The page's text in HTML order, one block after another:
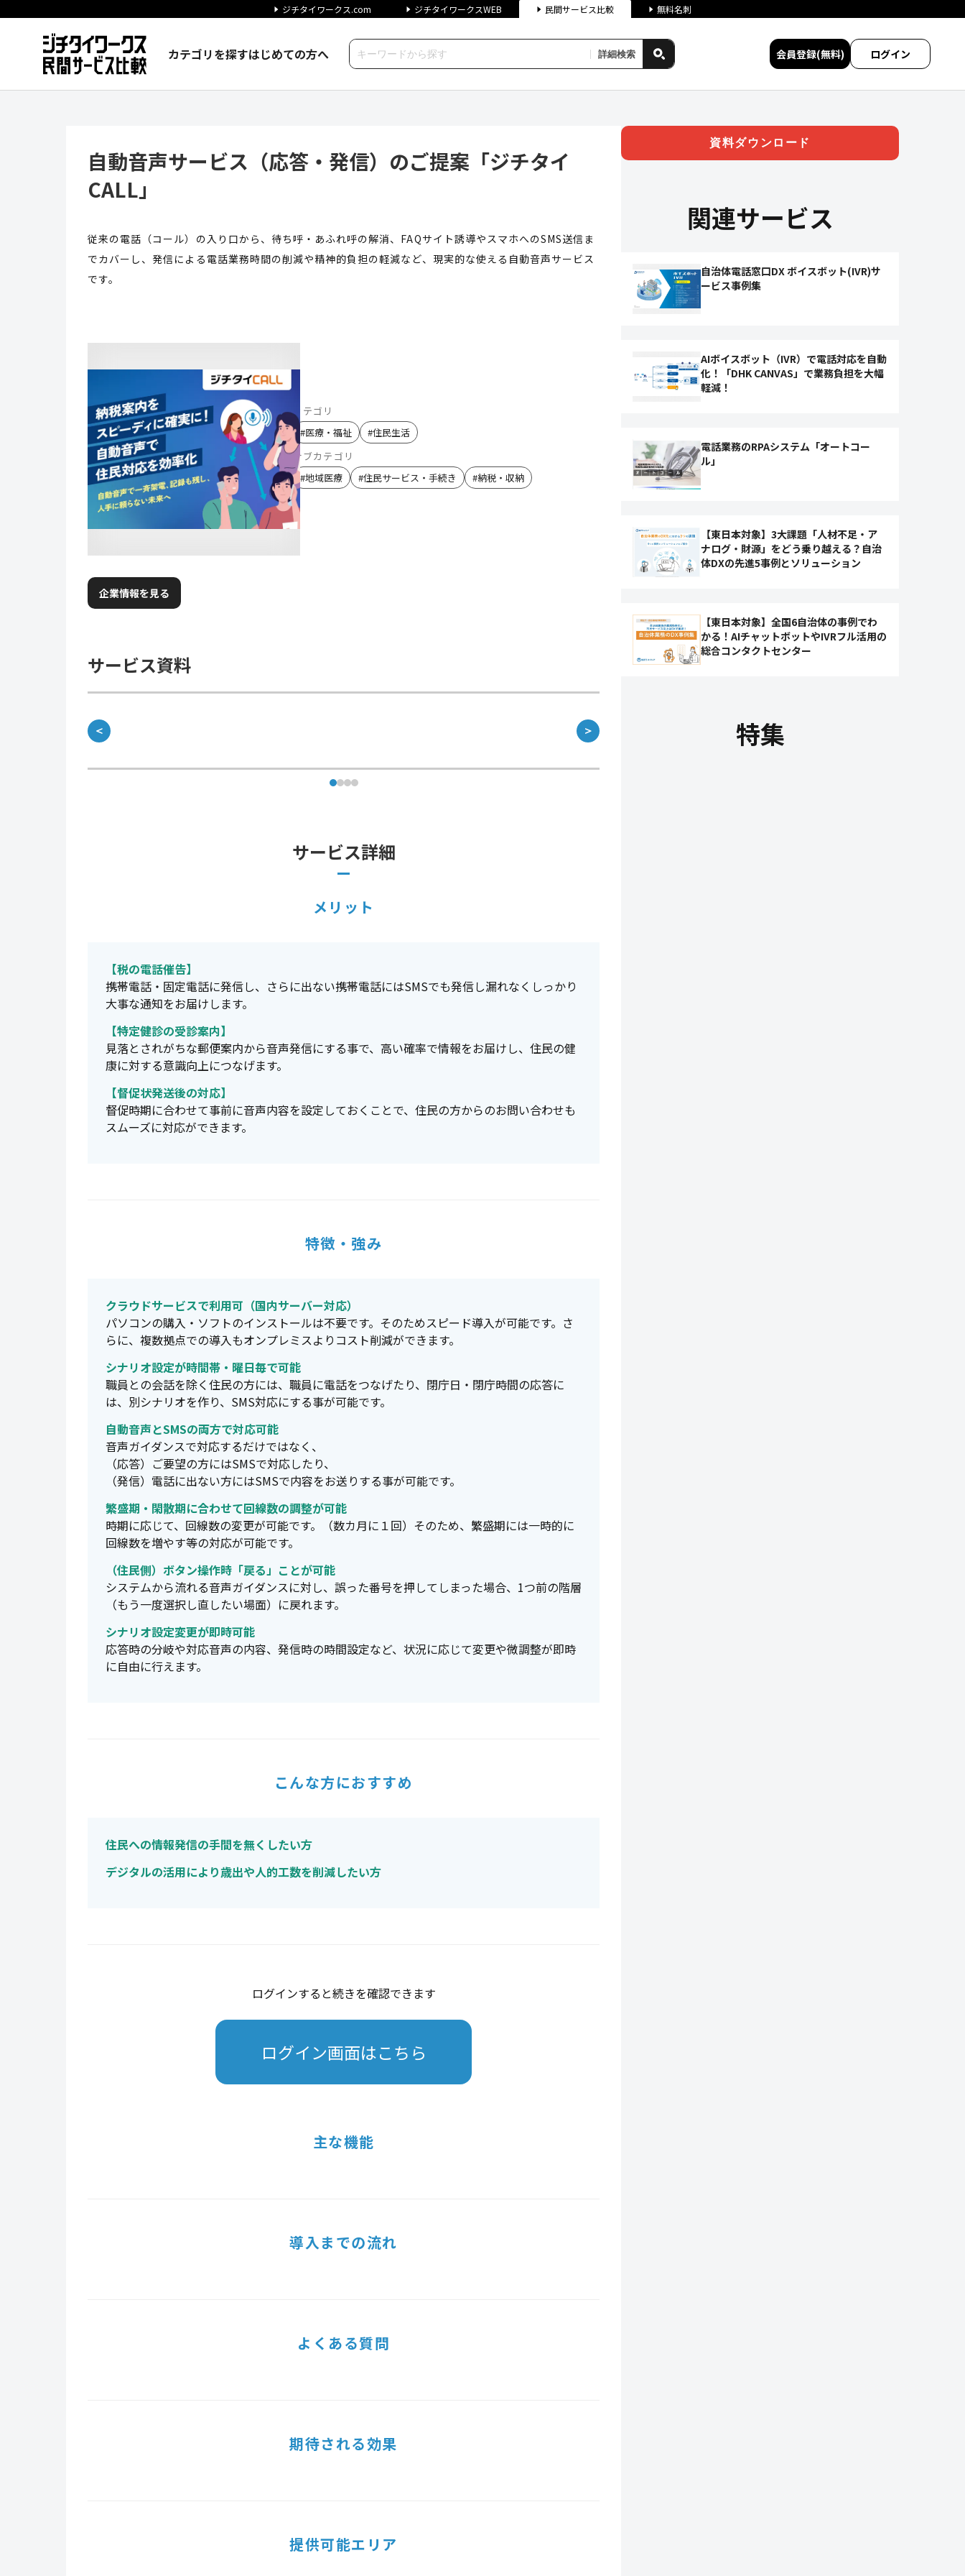
ジチタイワークス.com ジチタイワークスWEB 民間サービス比較 無料名刺
カテゴリを探すはじめての方へ 詳細検索 会員登録(無料) ログイン
自動音声サービス（応答・発信）のご提案「ジチタイ
CALL」
従来の電話（コール）の入り口から、待ち呼・あふれ呼の解消、FAQサイト誘導やスマホへのSMS送信ま
でカバーし、発信による電話業務時間の削減や精神的負担の軽減など、現実的な使える自動音声サービス
です。
カテゴリ
#医療・福祉 #住民生活
サブカテゴリ
#地域医療 #住民サービス・手続き #納税・収納
企業情報を見る
サービス資料
＜ ＞
サービス詳細
メリット
【税の電話催告】
携帯電話・固定電話に発信し、さらに出ない携帯電話にはSMSでも発信し漏れなくしっかり
大事な通知をお届けします。
【特定健診の受診案内】
見落とされがちな郵便案内から音声発信にする事で、高い確率で情報をお届けし、住民の健
康に対する意識向上につなげます。
【督促状発送後の対応】
督促時期に合わせて事前に音声内容を設定しておくことで、住民の方からのお問い合わせも
スムーズに対応ができます。
特徴・強み
クラウドサービスで利用可（国内サーバー対応）
パソコンの購入・ソフトのインストールは不要です。そのためスピード導入が可能です。さ
らに、複数拠点での導入もオンプレミスよりコスト削減ができます。
シナリオ設定が時間帯・曜日毎で可能
職員との会話を除く住民の方には、職員に電話をつなげたり、閉庁日・閉庁時間の応答に
は、別シナリオを作り、SMS対応にする事が可能です。
自動音声とSMSの両方で対応可能
音声ガイダンスで対応するだけではなく、
（応答）ご要望の方にはSMSで対応したり、
（発信）電話に出ない方にはSMSで内容をお送りする事が可能です。
繁盛期・閑散期に合わせて回線数の調整が可能
時期に応じて、回線数の変更が可能です。（数カ月に１回）そのため、繁盛期には一時的に
回線数を増やす等の対応が可能です。
（住民側）ボタン操作時「戻る」ことが可能
システムから流れる音声ガイダンスに対し、誤った番号を押してしまった場合、1つ前の階層
（もう一度選択し直したい場面）に戻れます。
シナリオ設定変更が即時可能
応答時の分岐や対応音声の内容、発信時の時間設定など、状況に応じて変更や微調整が即時
に自由に行えます。
こんな方におすすめ
住民への情報発信の手間を無くしたい方
デジタルの活用により歳出や人的工数を削減したい方
ログインすると続きを確認できます
ログイン画面はこちら
主な機能
導入までの流れ
よくある質問
期待される効果
提供可能エリア
資料ダウンロード
関連サービス
自治体電話窓口DX ボイスボット(IVR)サ
ービス事例集
AIボイスボット（IVR）で電話対応を自動
化！「DHK CANVAS」で業務負担を大幅
軽減！
電話業務のRPAシステム「オートコー
ル」
【東日本対象】3大課題「人材不足・ア
ナログ・財源」をどう乗り越える？自治
体DXの先進5事例とソリューション
【東日本対象】全国6自治体の事例でわ
かる！AIチャットボットやIVRフル活用の
総合コンタクトセンター
特集